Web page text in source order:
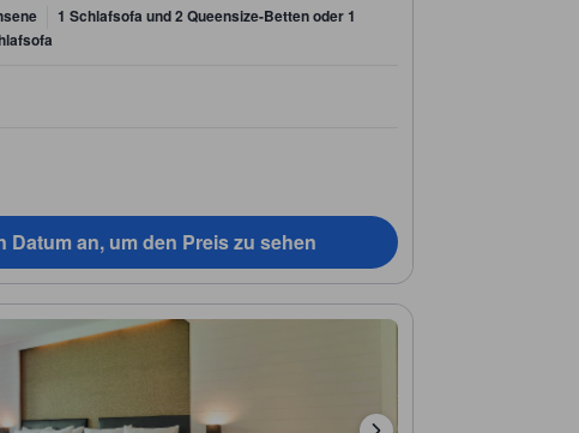
1 Schlafsofa und 2 Queensize-Betten oder 1
Datum an, um den Preis zu sehen